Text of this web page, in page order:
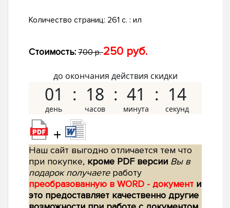
Количество страниц: 261 с. : ил
Стоимость: 700 р.250 руб.
до окончания действия скидки
01 18 41 13
+
Наш сайт выгодно отличается тем что
при покупке, кроме PDF версии Вы в
подарок получаетеработу
преобразованную в WORD - документ и
это предоставляет качественно другие